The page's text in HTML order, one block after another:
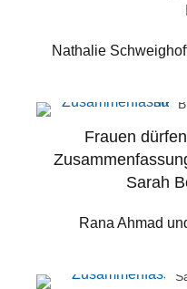
Nathalie
Frauen
Sarah
Rana Ahmad